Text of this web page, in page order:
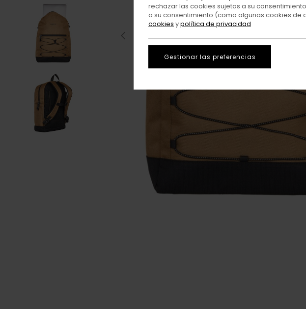
rechazar las cookies sujetas a su
a su consentimiento (como algunas cookies de
cookies ypolítica de privacidad
Gestionar las preferencias